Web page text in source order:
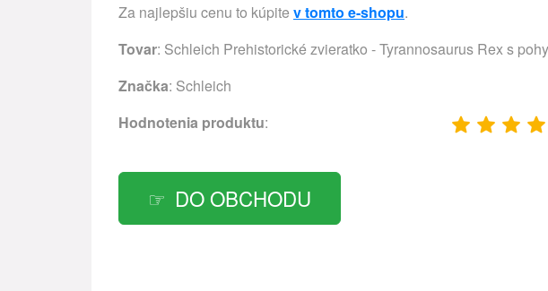
Za najlepšiu cenu to kúpite v tomto e-shopu.
Tovar: Schleich Prehistorické zvieratko - Tyrannosaurus Rex s
Značka: Schleich
Hodnotenia produktu:
DO OBCHODU